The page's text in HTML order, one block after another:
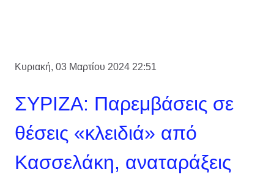
Κυριακή, 03 Μαρτίου 2024 22:51
ΣΥΡΙΖΑ: Παρεμβάσεις σε
θέσεις «κλειδιά» από
Κασσελάκη, αναταράξεις